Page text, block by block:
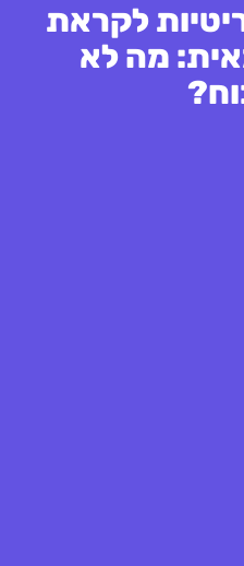
לקראת
מה לא